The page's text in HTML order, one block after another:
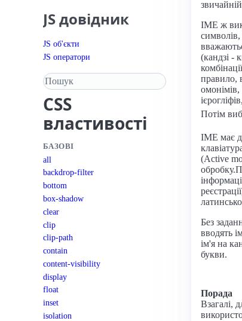
JS довідник
JS об'єкти
JS оператори
Пошук у довіднику
CSS
властивості
БАЗОВІ
all
backdrop-filter
bottom
box-shadow
clear
clip
clip-path
contain
content-visibility
display
float
inset
isolation
IME ж
(кандзі -
правило,
Потім
IME має
(Active
Без
вводять
ім'я на
букви.
Порада
Взагалі,